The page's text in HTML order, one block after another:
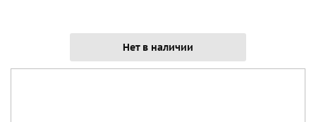
Нет в наличии